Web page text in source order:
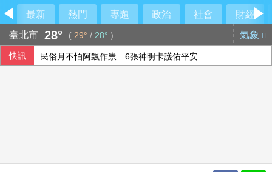
最新 熱門 專題 政治 社會
財經
臺北市 28° ( 29° / 28° ) 氣象
快訊 民俗月不怕阿飄作祟 6張神明卡護佑平安